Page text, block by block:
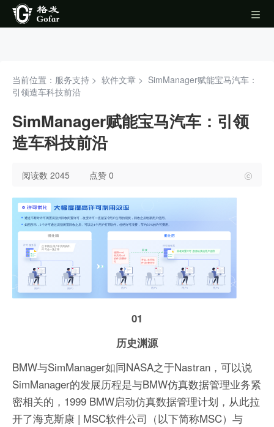
当前位置：服务支持 > 软件文章 > SimManager赋能宝马汽车：
引领造车科技前沿
SimManager赋能宝马汽车：引领
造车科技前沿
阅读数 2045 点赞 0
01
历史渊源
BMW与SimManager如同NASA之于Nastran，可以说
SimManager的发展历程是与BMW仿真数据管理业务紧
密相关的，1999 BMW启动仿真数据管理计划，从此拉
开了海克斯康 | MSC软件公司（以下简称MSC）与